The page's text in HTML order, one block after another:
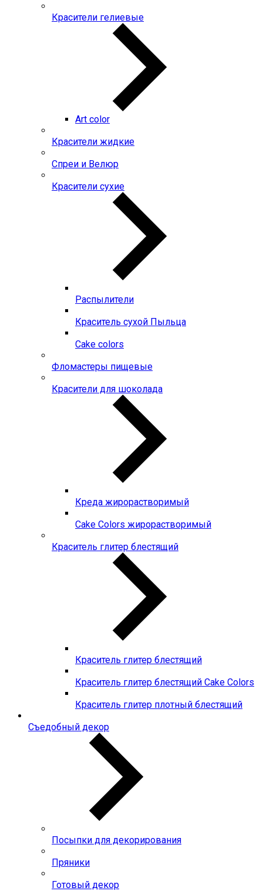
Красители гелиевые
Art color
Красители жидкие
Спреи и Велюр
Красители сухие
Распылители
Краситель сухой Пыльца
Сake colors
Фломастеры пищевые
Красители для шоколада
Креда жирорастворимый
Сake Colors жирорастворимый
Краситель глитер блестящий
Краситель глитер блестящий
Краситель глитер блестящий Cake Colors
Краситель глитер плотный блестящий
Съедобный декор
Посыпки для декорирования
Пряники
Готовый декор